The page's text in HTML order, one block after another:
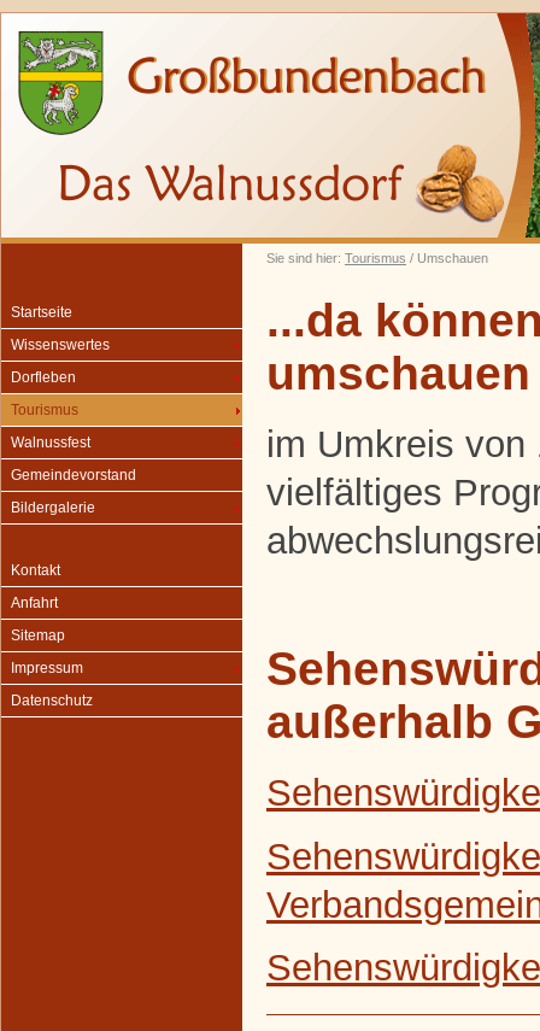
Sie sind hier: Tourismus / Umschauen
Startseite
Wissenswertes
Dorfleben
Tourismus
Walnussfest
Gemeindevorstand
Bildergalerie
Kontakt
Anfahrt
Sitemap
Impressum
Datenschutz
...da
umschauen
im Umkreis
vielfältiges
außerhalb